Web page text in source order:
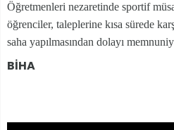
Öğretmenleri nezaretinde sportif
öğrenciler, taleplerine kısa sürede
saha yapılmasından dolayı
BİHA